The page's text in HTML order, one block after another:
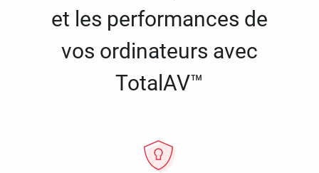
et les performances de
vos ordinateurs avec
TotalAV™